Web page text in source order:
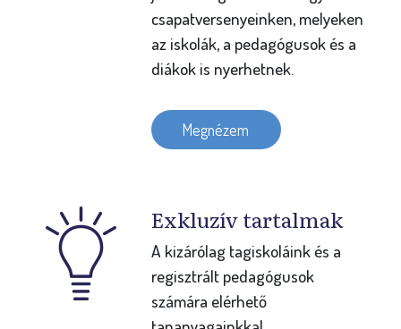
csapatversenyeinken, melyeken
az iskolák, a pedagógusok és a
diákok is nyerhetnek.
Megnézem
Exkluzív tartalmak
A kizárólag tagiskoláink és a
regisztrált pedagógusok
számára elérhető